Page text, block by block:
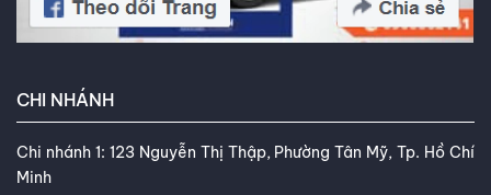
CHI NHÁNH
Chi nhánh 1: 123 Nguyễn Thị Thập, Phường Tân Mỹ, Tp. Hồ Chí
Minh